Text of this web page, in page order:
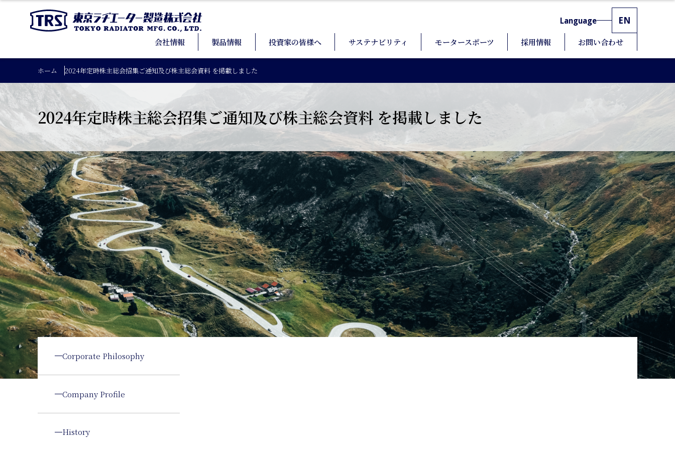
会社情報 製品情報 投資家の皆様へ サステナビリティ モータースポーツ 採用情報 お問い合わせ
Language EN
ホーム 2024年定時株主総会招集ご通知及び株主総会資料 を掲載しました
2024年定時株主総会招集ご通知及び株主総会資料 を掲載しました
Corporate Philosophy
Company Profile
History